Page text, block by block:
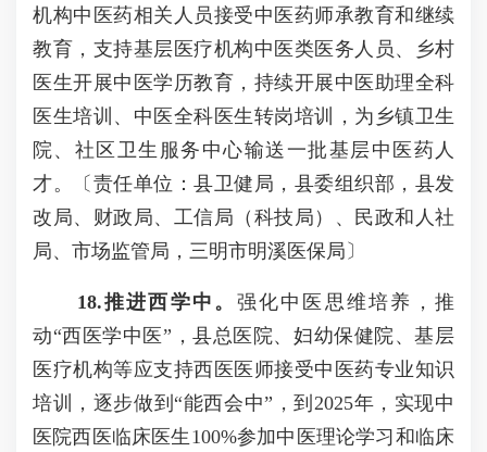
机构中医药相关人员接受中医药师承教育和继续
教育，支持基层医疗机构中医类医务人员、乡村
医生开展中医学历教育，持续开展中医助理全科
医生培训、中医全科医生转岗培训，为乡镇卫生
院、社区卫生服务中心输送一批基层中医药人
才。〔责任单位：县卫健局，县委组织部，县发
改局、财政局、工信局（科技局）、民政和人社
局、市场监管局，三明市明溪医保局〕
18.推进西学中。 强化中医思维培养，推
动“西医学中医”，县总医院、妇幼保健院、基层
医疗机构等应支持西医医师接受中医药专业知识
培训，逐步做到“能西会中”，到2025年，实现中
医院西医临床医生100%参加中医理论学习和临床